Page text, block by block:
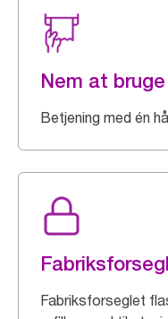
Nem at bruge
Betjening med én
Fabriksforseglet